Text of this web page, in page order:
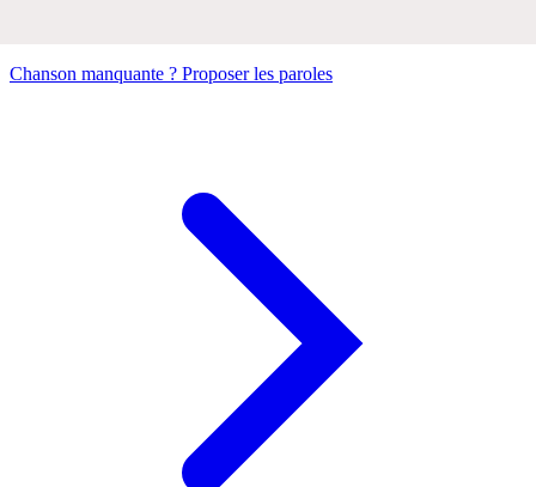
Chanson manquante ? Proposer les paroles